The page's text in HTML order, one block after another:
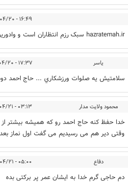
۱۶:۴۹ - ۱۳۹۰/۰۴/۲۰
hazratemah.ir سبک رزم انتظاران است و وادوریو کاراته است نه کیوکوشین
ياسر ۱۷:۳۷ - ۱۳۹۰/۰۴/۲۰
سلامتيش يه صلوات ورزشكاري ... حاج احمد
محمود ولایت مدار ۰۳:۱۳ - ۱۳۹۰/۰۴/۲۱
خدا حفظ کنه حاج احمد رو که همیشه بیشتر
وقتی دیر هم می رسیدیم می گفت اول نماز
دفاع ۰۵:۰۰ - ۱۳۹۰/۰۴/۲۱
دم حاجی گرم خدا به ایشان عمر پر برکتی بده